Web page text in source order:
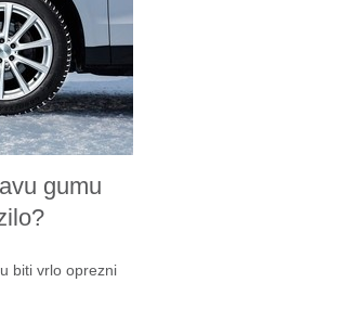
gumu
biti vrlo oprezni